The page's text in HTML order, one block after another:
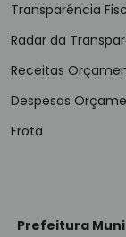
Transparência
Radar da
Receitas
Despesas
Frota
Prefeitura